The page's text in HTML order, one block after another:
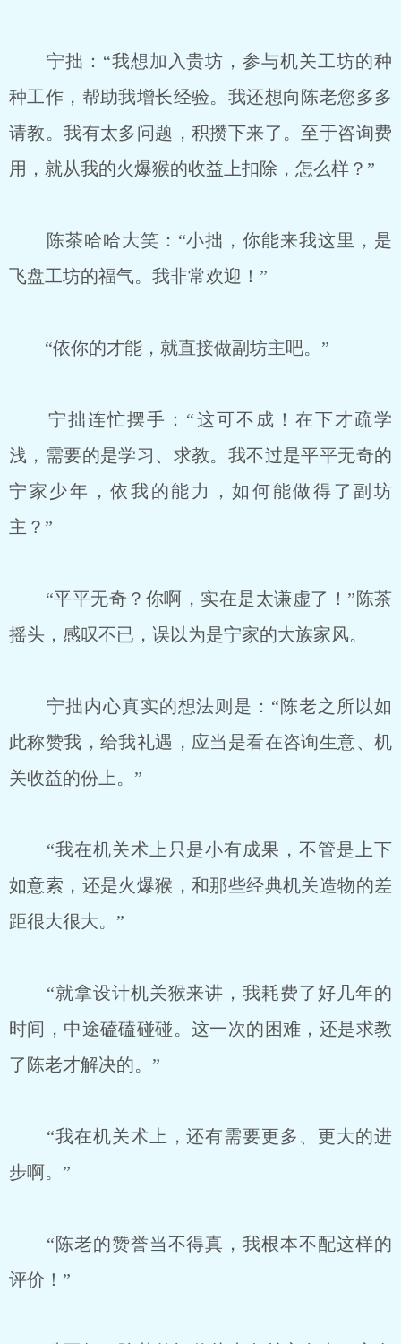
宁拙：“我想加入贵坊，参与机关工坊的种
种工作，帮助我增长经验。我还想向陈老您多多
请教。我有太多问题，积攒下来了。至于咨询费
用，就从我的火爆猴的收益上扣除，怎么样？”
陈茶哈哈大笑：“小拙，你能来我这里，是
飞盘工坊的福气。我非常欢迎！”
“依你的才能，就直接做副坊主吧。”
宁拙连忙摆手：“这可不成！在下才疏学
浅，需要的是学习、求教。我不过是平平无奇的
宁家少年，依我的能力，如何能做得了副坊
主？”
“平平无奇？你啊，实在是太谦虚了！”陈茶
摇头，感叹不已，误以为是宁家的大族家风。
宁拙内心真实的想法则是：“陈老之所以如
此称赞我，给我礼遇，应当是看在咨询生意、机
关收益的份上。”
“我在机关术上只是小有成果，不管是上下
如意索，还是火爆猴，和那些经典机关造物的差
距很大很大。”
“就拿设计机关猴来讲，我耗费了好几年的
时间，中途磕磕碰碰。这一次的困难，还是求教
了陈老才解决的。”
“我在机关术上，还有需要更多、更大的进
步啊。”
“陈老的赞誉当不得真，我根本不配这样的
评价！”